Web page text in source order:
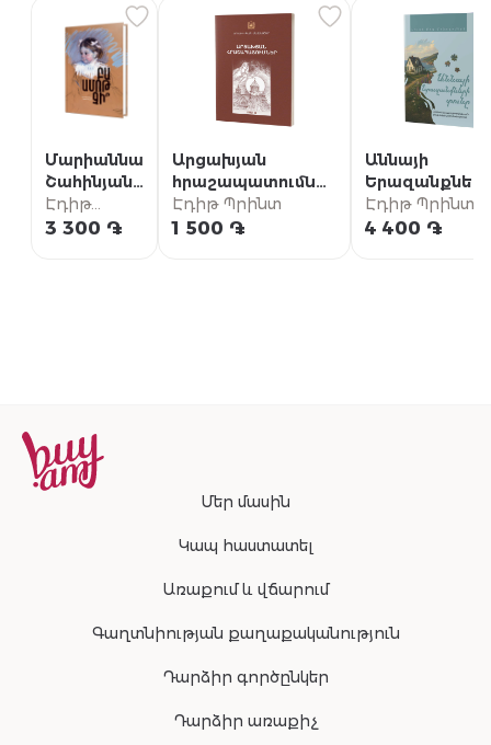
Մարիաննա
Շահինյան /
Բա ամոթ
չի՞
Էդիթ
Պրինտ
3 300 ֏
Արցախյան
հրաշապատումներ
/ Մաս Ա (Արցախի
թեմի
Էդիթ Պրինտ
1 500 ֏
Աննայի
Երազանքների
տունը {5} /
«Աննան
Էդիթ Պրինտ
4 400 ֏
Մեր մասին
Կապ հաստատել
Առաքում և վճարում
Գաղտնիության քաղաքականություն
Դարձիր գործընկեր
Դարձիր առաքիչ